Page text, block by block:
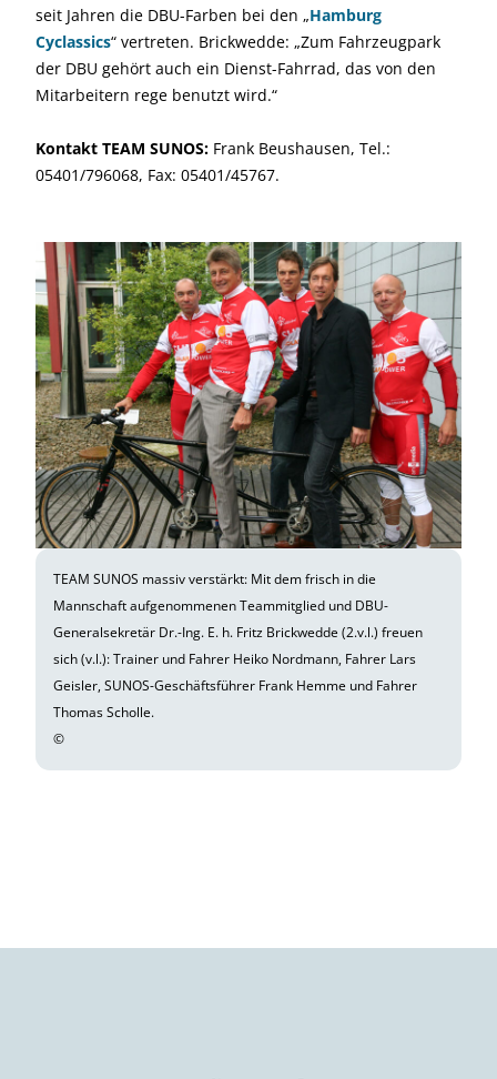
seit Jahren die DBU-Farben bei den „Hamburg
Cyclassics“ vertreten. Brickwedde: „Zum Fahrzeugpark
der DBU gehört auch ein Dienst-Fahrrad, das von den
Mitarbeitern rege benutzt wird.“
Kontakt TEAM SUNOS: Frank Beushausen, Tel.:
05401/796068, Fax: 05401/45767.
TEAM SUNOS massiv verstärkt: Mit dem frisch in die
Mannschaft aufgenommenen Teammitglied und DBU-
Generalsekretär Dr.-Ing. E. h. Fritz Brickwedde (2.v.l.) freuen
sich (v.l.): Trainer und Fahrer Heiko Nordmann, Fahrer Lars
Geisler, SUNOS-Geschäftsführer Frank Hemme und Fahrer
Thomas Scholle.
©